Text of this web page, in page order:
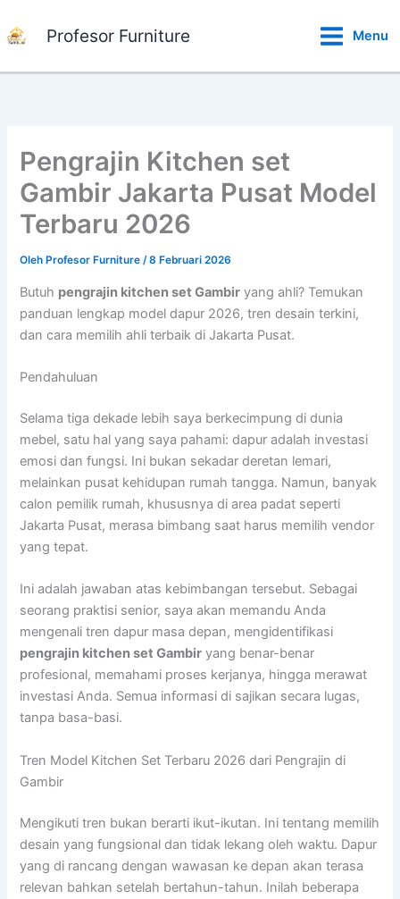
ke
Profesor Furniture Menu
Pengrajin Kitchen set
Gambir Jakarta Pusat Model
Terbaru 2026
Oleh Profesor Furniture/8 Februari 2026
Butuh pengrajin kitchen set Gambir yang ahli? Temukan
panduan lengkap model dapur 2026, tren desain terkini,
dan cara memilih ahli terbaik di Jakarta Pusat.
Pendahuluan
Selama tiga dekade lebih saya berkecimpung di dunia
mebel, satu hal yang saya pahami: dapur adalah investasi
emosi dan fungsi. Ini bukan sekadar deretan lemari,
melainkan pusat kehidupan rumah tangga. Namun, banyak
calon pemilik rumah, khususnya di area padat seperti
Jakarta Pusat, merasa bimbang saat harus memilih vendor
yang tepat.
Ini adalah jawaban atas kebimbangan tersebut. Sebagai
seorang praktisi senior, saya akan memandu Anda
mengenali tren dapur masa depan, mengidentifikasi
pengrajin kitchen set Gambir yang benar-benar
profesional, memahami proses kerjanya, hingga merawat
investasi Anda. Semua informasi di sajikan secara lugas,
tanpa basa-basi.
Tren Model Kitchen Set Terbaru 2026 dari Pengrajin di
Gambir
Mengikuti tren bukan berarti ikut-ikutan. Ini tentang memilih
desain yang fungsional dan tidak lekang oleh waktu. Dapur
yang di rancang dengan wawasan ke depan akan terasa
relevan bahkan setelah bertahun-tahun. Inilah beberapa